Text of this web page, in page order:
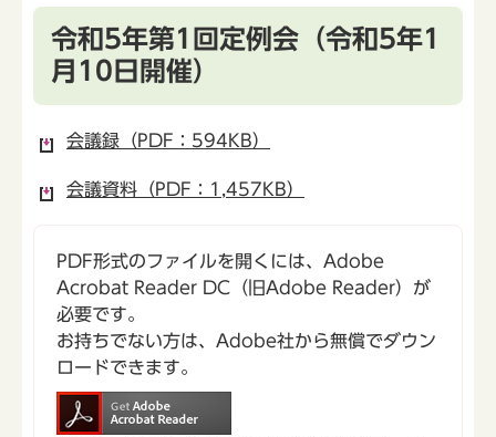
令和5年第1回定例会（令和5年1
月10日開催）
会議録（PDF：594KB）
会議資料（PDF：1,457KB）
PDF形式のファイルを開くには、Adobe
Acrobat Reader DC（旧Adobe Reader）が
必要です。
お持ちでない方は、Adobe社から無償でダウン
ロードできます。